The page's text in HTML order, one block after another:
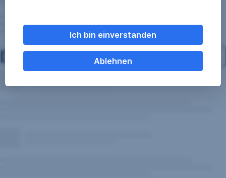
Dokumente
Ich bin einverstanden
Ablehnen